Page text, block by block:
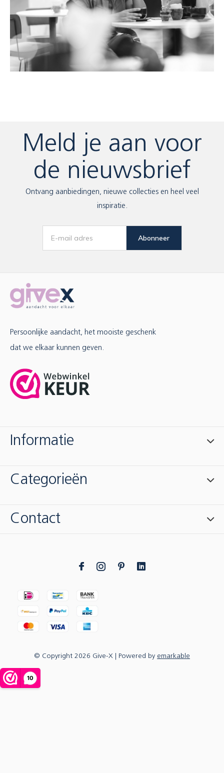
Meld je aan voor
de nieuwsbrief
Ontvang aanbiedingen, nieuwe collecties en heel veel
inspiratie.
Abonneer
Persoonlijke aandacht, het mooiste geschenk
dat we elkaar kunnen geven.
Informatie
Categorieën
Contact
© Copyright 2026 Give-X | Powered by emarkable